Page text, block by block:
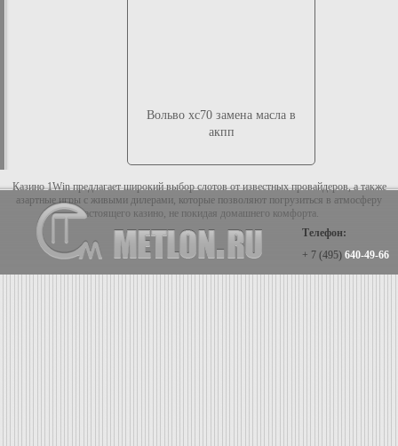
Вольво хс70 замена масла в
акпп
Казино 1Win предлагает широкий выбор слотов от известных провайдеров, а также
азартные игры с живыми дилерами, которые позволяют погрузиться в атмосферу
настоящего казино, не покидая домашнего комфорта.
Телефон:
+ 7 (495) 640-49-66